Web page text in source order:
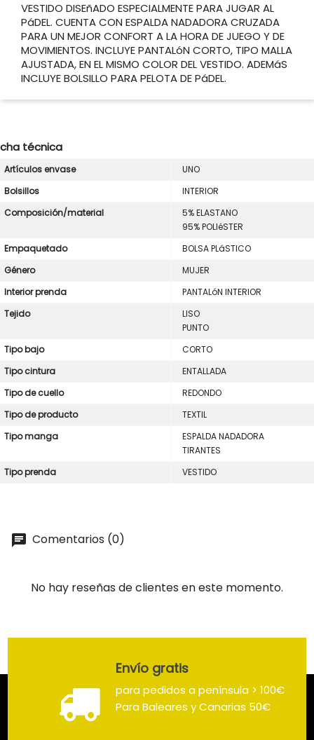
VESTIDO DISEñADO ESPECIALMENTE PARA JUGAR AL
PáDEL. CUENTA CON ESPALDA NADADORA CRUZADA
PARA UN MEJOR CONFORT A LA HORA DE JUEGO Y DE
MOVIMIENTOS. INCLUYE PANTALóN CORTO, TIPO MALLA
AJUSTADA, EN EL MISMO COLOR DEL VESTIDO. ADEMáS
INCLUYE BOLSILLO PARA PELOTA DE PáDEL.
técnica
Artículos envase
UNO
Bolsillos
INTERIOR
Composición/material
5% ELASTANO
95% POLIéSTER
Empaquetado
BOLSA PLáSTICO
Género
MUJER
Interior prenda
PANTALóN INTERIOR
Tejido
LISO
PUNTO
Tipo bajo
CORTO
Tipo cintura
ENTALLADA
Tipo de cuello
REDONDO
Tipo de producto
TEXTIL
Tipo manga
ESPALDA NADADORA
TIRANTES
Tipo prenda
VESTIDO
Comentarios (0)
No hay reseñas de clientes en este momento.
Envío gratis
para pedidos a península > 100€
Para Baleares y Canarias 50€